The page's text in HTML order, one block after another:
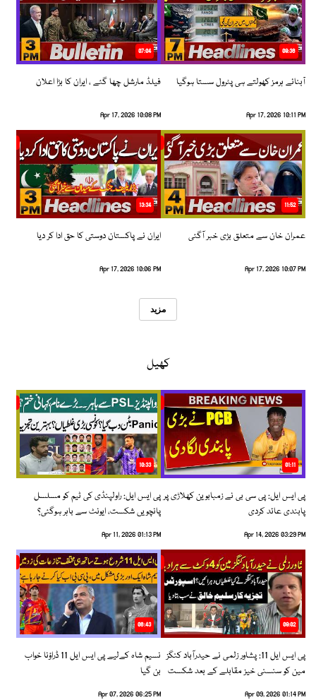
08:36
آبنائے ہرمز کھولتے ہی پٹرول سستا ہوگیا
Apr 17, 2026 10:11 PM
07:04
فیلڈ مارشل چھا گئے ، ایران کا بڑا اعلان
Apr 17, 2026 10:08 PM
11:52
عمران خان سے متعلق بڑی خبر آگئی
Apr 17, 2026 10:07 PM
13:34
ایران نے پاکستان دوستی کا حق ادا کر دیا
Apr 17, 2026 10:06 PM
مزید
کھیل
01:11
پی ایس ایل: پی سی بی نے زمبابوین کھلاڑی پر
پابندی عائد کردی
Apr 14, 2026 03:29 PM
10:33
پی ایس ایل: راولپنڈی کی ٹیم کو مسلسل
پانچویں شکست، ایونٹ سے باہر ہوگئی؟
Apr 11, 2026 01:13 PM
09:02
پی ایس ایل 11: پشاور زلمی نے حیدرآباد کنگز
مین کو سنسنی خیز مقابلے کے بعد شکست
Apr 09, 2026 01:14 PM
06:43
نسیم شاہ کےلیے پی ایس ایل 11 ڈراؤنا خواب
بن گیا
Apr 07, 2026 06:25 PM